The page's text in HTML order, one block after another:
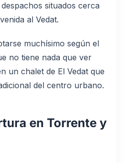
situados cerca
al Vedat.
muchísimo según el
no tiene nada que ver
un chalet de El Vedat que
del centro urbano.
en Torrente y